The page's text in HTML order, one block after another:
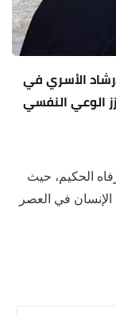
الأسري في
الوعي النفسي
الحكيم، حيث
في العصر